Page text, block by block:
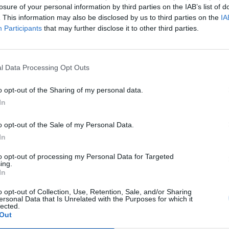
of your personal information by third parties on the IAB’s list of
This information may also be disclosed by us to third parties on the
Participants that may further disclose it to other third parties.
Data Processing Opt Outs
opt-out of the Sharing of my personal data.
opt-out of the Sale of my Personal Data.
opt-out of processing my Personal Data for Targeted
opt-out of Collection, Use, Retention, Sale, and/or Sharing
Data that Is Unrelated with the Purposes for which it
jelentkező, leginkább fiataloknak szóló nevelő
ismereteket szerezhetnek a népzene és a
Liszt Ferenc Zeneművészeti Egyetem
és hozza közelebb a hallgatósághoz.
órától lesz az Erdélyi Hagyományok Háza
Béla teremben. A belépés ingyenes.
Nemzetközi biztonság- és